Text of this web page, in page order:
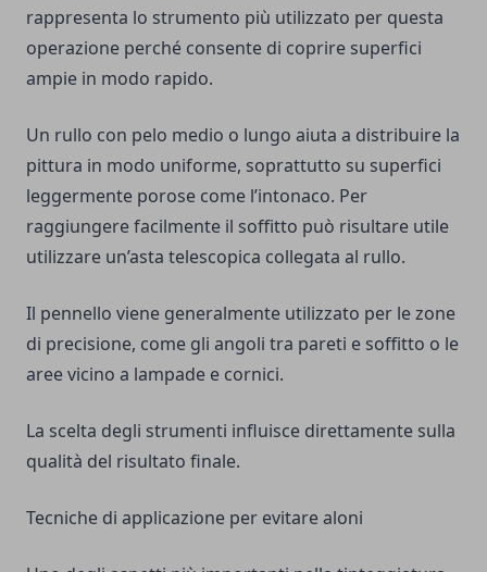
rappresenta lo strumento più utilizzato per questa
operazione perché consente di coprire superfici
ampie in modo rapido.
Un rullo con pelo medio o lungo aiuta a distribuire la
pittura in modo uniforme, soprattutto su superfici
leggermente porose come l’intonaco. Per
raggiungere facilmente il soffitto può risultare utile
utilizzare un’asta telescopica collegata al rullo.
Il pennello viene generalmente utilizzato per le zone
di precisione, come gli angoli tra pareti e soffitto o le
aree vicino a lampade e cornici.
La scelta degli strumenti influisce direttamente sulla
qualità del risultato finale.
Tecniche di applicazione per evitare aloni